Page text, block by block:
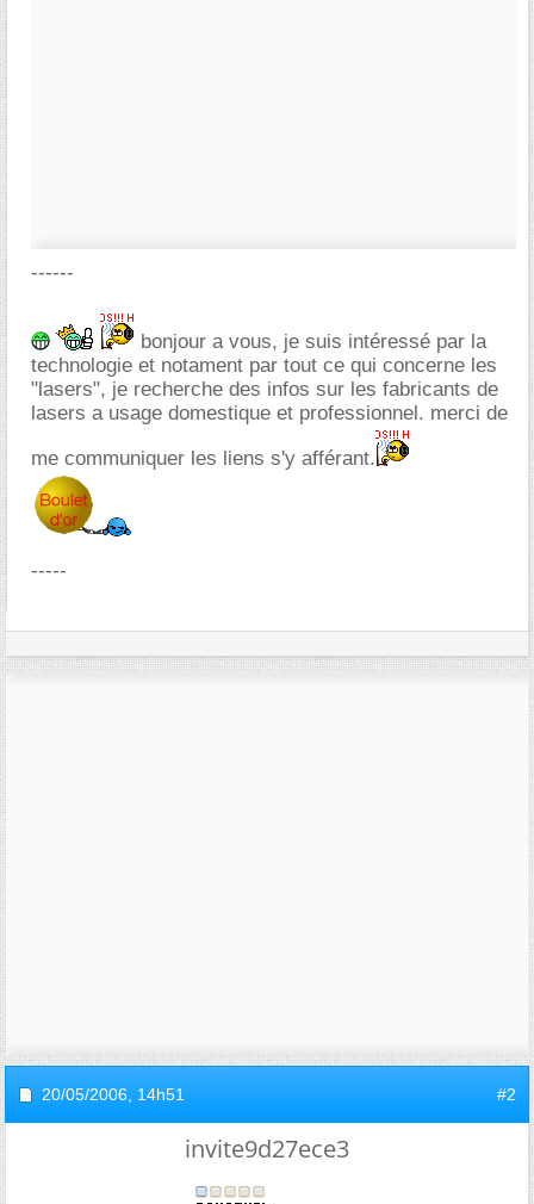
------
bonjour a vous, je suis intéressé par la
technologie et notament par tout ce qui concerne les
"lasers", je recherche des infos sur les fabricants de
lasers a usage domestique et professionnel. merci de
me communiquer les liens s'y afférant.
-----
20/05/2006, 14h51 #2
invite9d27ece3